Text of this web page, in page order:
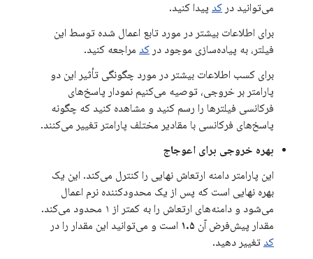
می‌توانید در کد پیدا کنید.
برای اطلاعات بیشتر در مورد تابع اعمال شده توسط این
فیلتر، به پیاده‌سازی موجود در کد مراجعه کنید.
برای کسب اطلاعات بیشتر در مورد چگونگی تأثیر این دو
پارامتر بر خروجی، توصیه می‌کنیم نمودار پاسخ‌های
فرکانسی فیلترها را رسم کنید و مشاهده کنید که چگونه
پاسخ‌های فرکانسی با مقادیر مختلف پارامتر تغییر می‌کنند.
بهره خروجی برای اعوجاج
این پارامتر دامنه ارتعاش نهایی را کنترل می‌کند. این یک
بهره نهایی است که پس از یک محدودکننده نرم اعمال
می‌شود و دامنه‌های ارتعاش را به کمتر از ۱ محدود می‌کند.
مقدار پیش‌فرض آن ۱.۵ است و می‌توانید این مقدار را در
کد تغییر دهید.